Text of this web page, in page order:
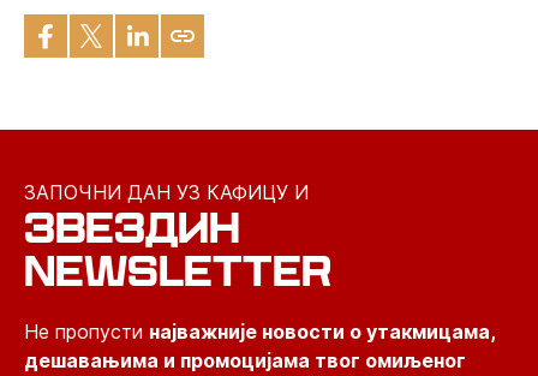
ЗАПОЧНИ ДАН УЗ КАФИЦУ И
ЗВЕЗДИН
NEWSLETTER
Не пропусти најважније новости о утакмицама,
дешавањима и промоцијама твог омиљеног